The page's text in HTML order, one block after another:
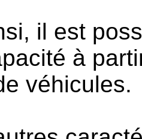
il est
à
véhicules.